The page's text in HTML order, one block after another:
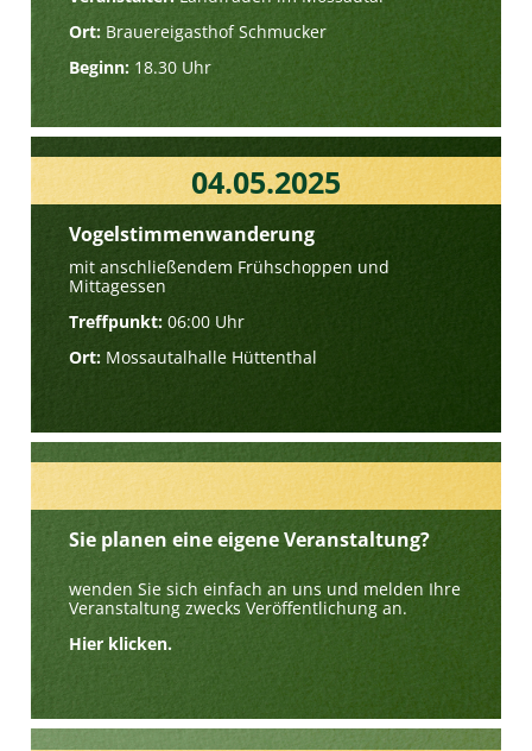
Ort: Brauereigasthof Schmucker
Beginn: 18.30 Uhr
04.05.2025
Vogelstimmenwanderung
mit anschließendem Frühschoppen und
Mittagessen
Treffpunkt: 06:00 Uhr
Ort: Mossautalhalle Hüttenthal
Sie planen eine eigene Veranstaltung?
wenden Sie sich einfach an uns und melden Ihre
Veranstaltung zwecks Veröffentlichung an.
Hier klicken.